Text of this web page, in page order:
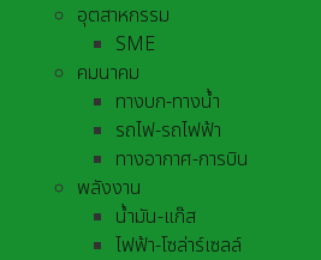
อุตสาหกรรม
SME
คมนาคม
ทางบก-ทางน้ำ
รถไฟ-รถไฟฟ้า
ทางอากาศ-การบิน
พลังงาน
น้ำมัน-แก๊ส
ไฟฟ้า-โซล่าร์เซลล์